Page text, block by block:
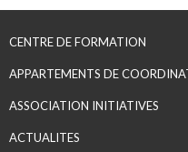
CENTRE DE FORMATION
APPARTEMENTS DE
ASSOCIATION INITIATIVES
ACTUALITES